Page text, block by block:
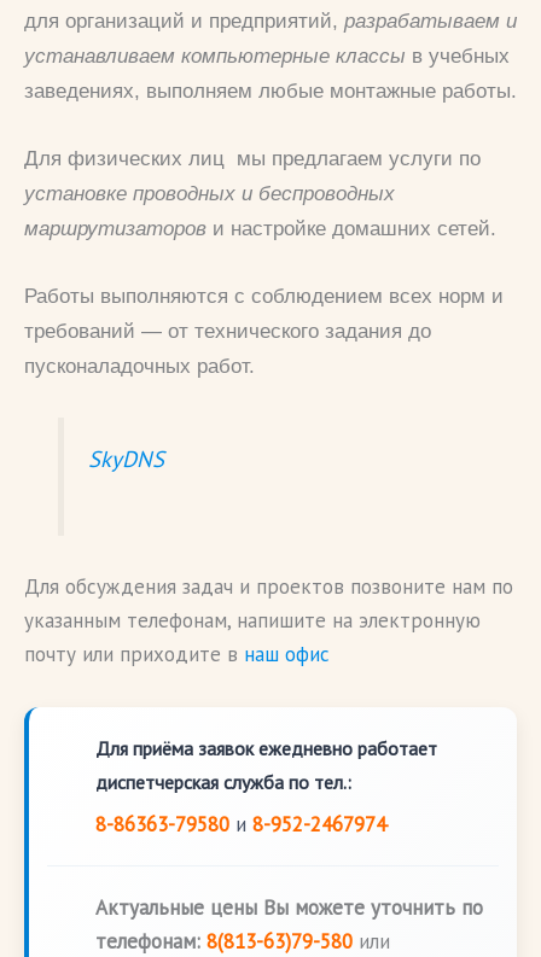
для организаций и предприятий, разрабатываем и
устанавливаем компьютерные классы в учебных
заведениях, выполняем любые монтажные работы.
Для физических лиц мы предлагаем услуги по
установке проводных и беспроводных
маршрутизаторов и настройке домашних сетей.
Работы выполняются с соблюдением всех норм и
требований — от технического задания до
пусконаладочных работ.
SkyDNS
Для обсуждения задач и проектов позвоните нам по
указанным телефонам, напишите на электронную
почту или приходите в наш офис
Для приёма заявок ежедневно работает
диспетчерская служба по тел.:
8-86363-79580 и 8-952-2467974
Актуальные цены Вы можете уточнить по
телефонам: 8(813-63)79-580 или